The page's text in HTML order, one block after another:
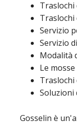
Traslochi
Servizio
Servizio
Modalità
Le
Traslochi
Soluzioni
Gosselin è